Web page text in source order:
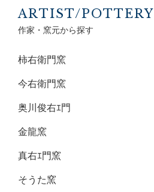
ARTIST/POTTERY
作家・窯元から探す
柿右衛門窯
今右衛門窯
奥川俊右ｴ門
金龍窯
真右ｴ門窯
そうた窯